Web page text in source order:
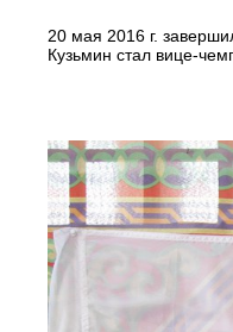
20 мая 2016 г.
Кузьмин стал вице-